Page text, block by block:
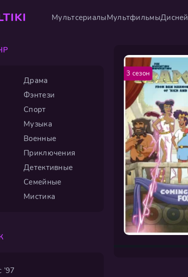
МультсериалыМультфильмыДисней
3 сезон
Драма
Фэнтези
Спорт
Музыка
Военные
Приключения
Детективные
Семейные
Мистика